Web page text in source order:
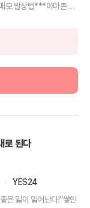
모 발상법***아마존 종
로 된다
YES24
은 일이 일어난다!”쌓인